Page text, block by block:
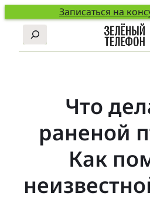
Записаться на
Поиск
Что
раненой
Как